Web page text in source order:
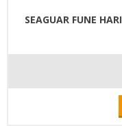
SEAGUAR FUNE